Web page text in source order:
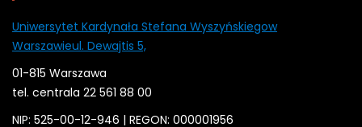
Uniwersytet Kardynała Stefana Wyszyńskiegow
Warszawieul. Dewajtis 5,
01-815 Warszawa
tel. centrala 22 561 88 00
NIP: 525-00-12-946 | REGON: 000001956